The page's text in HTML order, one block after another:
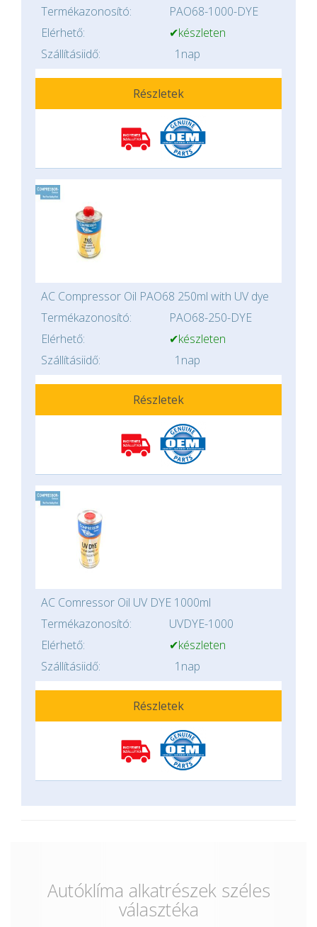
Termékazonosító:
PAO68-1000-DYE
Elérhető:
✔készleten
Szállításiidő:
1nap
Részletek
AC Compressor Oil PAO68 250ml with UV dye
Termékazonosító:
PAO68-250-DYE
Elérhető:
✔készleten
Szállításiidő:
1nap
Részletek
AC Comressor Oil UV DYE 1000ml
Termékazonosító:
UVDYE-1000
Elérhető:
✔készleten
Szállításiidő:
1nap
Részletek
Autóklíma alkatrészek széles
választéka